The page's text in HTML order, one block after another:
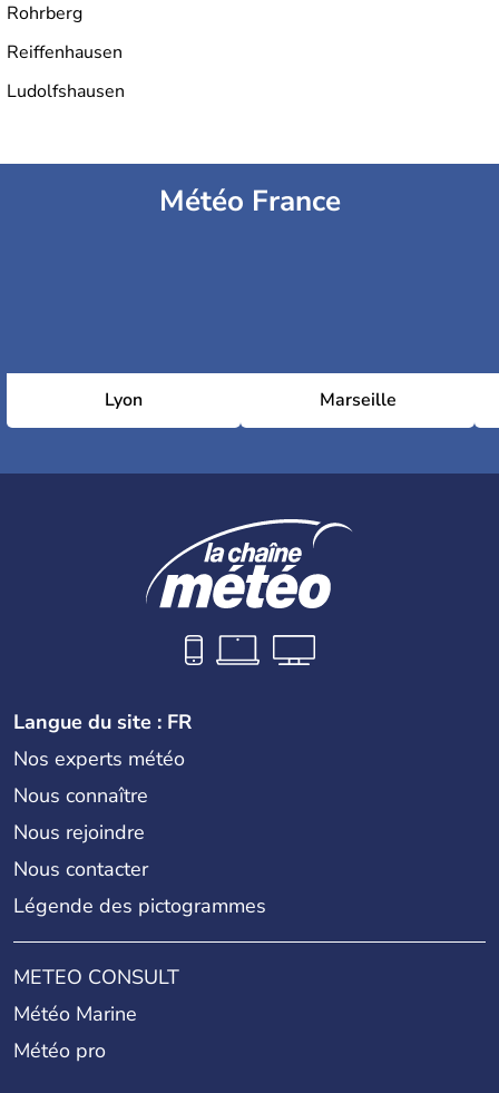
Rohrberg
Reiffenhausen
Ludolfshausen
Météo France
Lyon Marseille
Langue du site : FR
Nos experts météo
Nous connaître
Nous rejoindre
Nous contacter
Légende des pictogrammes
METEO CONSULT
Météo Marine
Météo pro